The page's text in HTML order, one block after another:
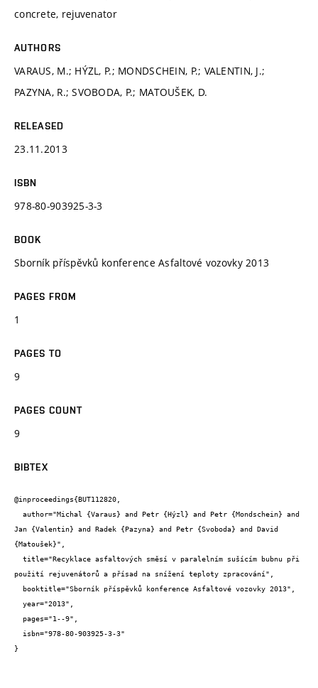
concrete, rejuvenator
AUTHORS
VARAUS, M.; HÝZL, P.; MONDSCHEIN, P.; VALENTIN, J.;
PAZYNA, R.; SVOBODA, P.; MATOUŠEK, D.
RELEASED
23.11.2013
ISBN
978-80-903925-3-3
BOOK
Sborník příspěvků konference Asfaltové vozovky 2013
PAGES FROM
1
PAGES TO
9
PAGES COUNT
9
BIBTEX
@inproceedings{BUT112820,
Jan {Valentin} and Radek {Pazyna} and Petr {Svoboda} and David
{Matoušek}",
použití rejuvenátorů a přísad na snížení teploty zpracování",
}